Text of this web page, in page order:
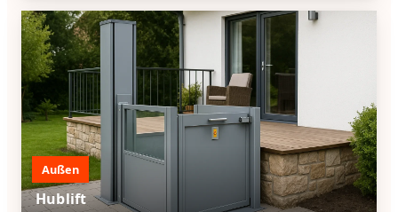
Außen
Hublift